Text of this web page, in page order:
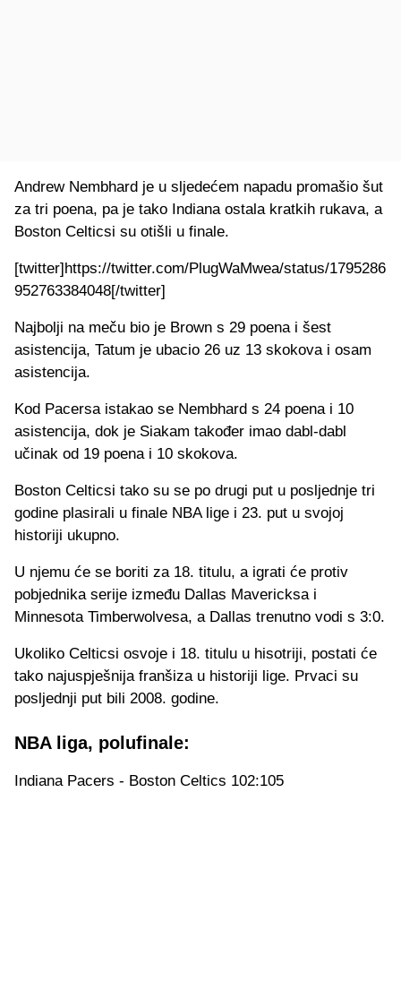
Andrew Nembhard je u sljedećem napadu promašio šut
za tri poena, pa je tako Indiana ostala kratkih rukava, a
Boston Celticsi su otišli u finale.
[twitter]https://twitter.com/PlugWaMwea/status/1795286
952763384048[/twitter]
Najbolji na meču bio je Brown s 29 poena i šest
asistencija, Tatum je ubacio 26 uz 13 skokova i osam
asistencija.
Kod Pacersa istakao se Nembhard s 24 poena i 10
asistencija, dok je Siakam također imao dabl-dabl
učinak od 19 poena i 10 skokova.
Boston Celticsi tako su se po drugi put u posljednje tri
godine plasirali u finale NBA lige i 23. put u svojoj
historiji ukupno.
U njemu će se boriti za 18. titulu, a igrati će protiv
pobjednika serije između Dallas Mavericksa i
Minnesota Timberwolvesa, a Dallas trenutno vodi s 3:0.
Ukoliko Celticsi osvoje i 18. titulu u hisotriji, postati će
tako najuspješnija franšiza u historiji lige. Prvaci su
posljednji put bili 2008. godine.
NBA liga, polufinale:
Indiana Pacers - Boston Celtics 102:105